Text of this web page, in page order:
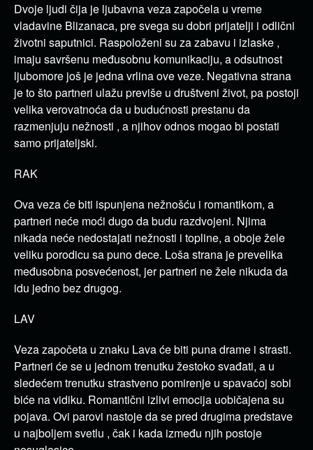
Dvoje ljudi čija je ljubavna veza započela u vreme
vladavine Blizanaca, pre svega su dobri prijatelji i odlični
životni saputnici. Raspoloženi su za zabavu i izlaske ,
imaju savršenu međusobnu komunikaciju, a odsutnost
ljubomore još je jedna vrlina ove veze. Negativna strana
je to što partneri ulažu previše u društveni život, pa postoji
velika verovatnoća da u budućnosti prestanu da
razmenjuju nežnosti , a njihov odnos mogao bi postati
samo prijateljski.
RAK
Ova veza će biti ispunjena nežnošću i romantikom, a
partneri neće moći dugo da budu razdvojeni. Njima
nikada neće nedostajati nežnosti i topline, a oboje žele
veliku porodicu sa puno dece. Loša strana je prevelika
međusobna posvećenost, jer partneri ne žele nikuda da
idu jedno bez drugog.
LAV
Veza započeta u znaku Lava će biti puna drame i strasti.
Partneri će se u jednom trenutku žestoko svađati, a u
sledećem trenutku strastveno pomirenje u spavaćoj sobi
biće na vidiku. Romantični izlivi emocija uobičajena su
pojava. Ovi parovi nastoje da se pred drugima predstave
u najboljem svetlu , čak i kada između njih postoje